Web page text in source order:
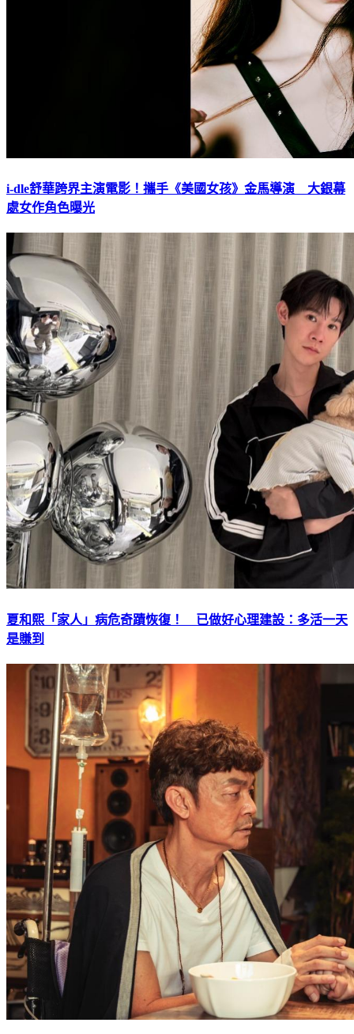
i-dle舒華跨界主演電影！攜手《美國女孩》金馬導演 大銀幕
處女作角色曝光
夏和熙「家人」病危奇蹟恢復！ 已做好心理建設：多活一天
是賺到